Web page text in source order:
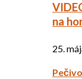
na
25.
Pečivo